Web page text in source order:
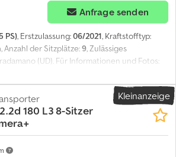
Anfrage senden
PS), Erstzulassung:06/2021, Kraftstofftyp:
, Anzahl der Sitzplätze:9, Zulässiges
(UD). Für Informationen und Fotos:
Tonino, Telefon - 0432.409209,
Kleinanzeige
180 L3 8-Sitzer